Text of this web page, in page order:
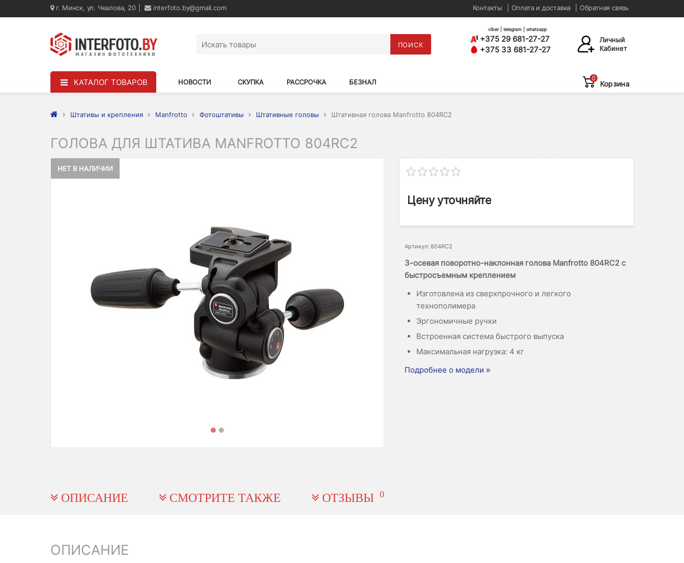
г. Минск, ул. Чкалова, 20 interfoto.by@gmail.com Контакты Оплата и доставка Обратная связь
ПОИСК
viber | telegram | whatsapp
+375 29 681-27-27
+375 33 681-27-27
Личный
Кабинет
КАТАЛОГ ТОВАРОВ НОВОСТИ СКУПКА РАССРОЧКА БЕЗНАЛ 0
Корзина
Штативы и крепления Manfrotto Фотоштативы Штативные головы Штативная голова Manfrotto 804RC2
ГОЛОВА ДЛЯ ШТАТИВА MANFROTTO 804RC2
НЕТ В НАЛИЧИИ
Цену уточняйте
Артикул: 804RC2
3-осевая поворотно-наклонная голова Manfrotto 804RC2 с
быстросъемным креплением
Изготовлена из сверхпрочного и легкого
технополимера
Эргономичные ручки
Встроенная система быстрого выпуска
Максимальная нагрузка: 4 кг
Подробнее о модели »
ОПИСАНИЕ СМОТРИТЕ ТАКЖЕ ОТЗЫВЫ 0
ОПИСАНИЕ